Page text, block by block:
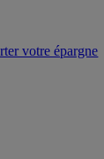
votre épargne